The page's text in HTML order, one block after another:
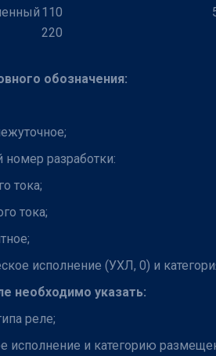
110
220
обозначения:
разработки:
тока;
тока;
исполнение (УХЛ, 0) и
необходимо указать:
реле;
исполнение и категорию